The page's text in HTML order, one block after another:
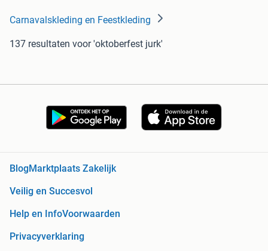
Carnavalskleding en Feestkleding
137 resultaten voor 'oktoberfest jurk'
BlogMarktplaats Zakelijk
Veilig en Succesvol
Help en InfoVoorwaarden
Privacyverklaring